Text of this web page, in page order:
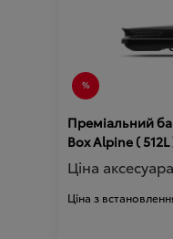
Преміальний
Box Alpine (
Ціна аксесуара
Ціна з